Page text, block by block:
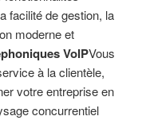
facilité de gestion, la
moderne et
VoIPVous
à la clientèle,
votre entreprise en
concurrentiel